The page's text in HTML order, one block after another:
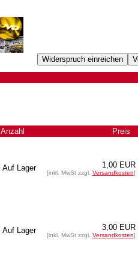
Anzahl Preis
Auf Lager 1,00 EUR
[inkl. MwSt zzgl. Versandkosten]
Auf Lager 3,00 EUR
[inkl. MwSt zzgl. Versandkosten]